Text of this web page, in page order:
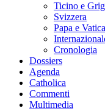
Ticino e
Svizzera
Papa e
Cronologia
Dossiers
Agenda
Catholica
Commenti
Multimedia